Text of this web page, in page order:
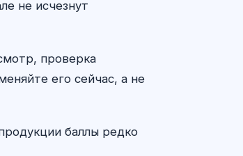
не исчезнут
проверка
его сейчас, а не
баллы редко